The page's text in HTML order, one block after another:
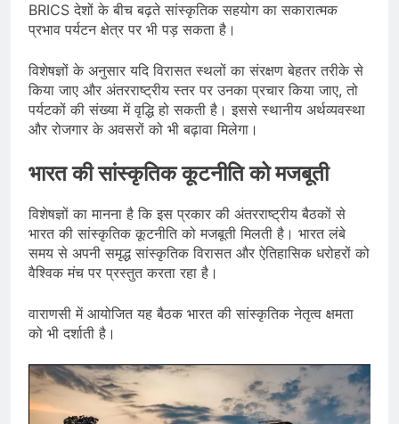
BRICS देशों के बीच बढ़ते सांस्कृतिक सहयोग का सकारात्मक
प्रभाव पर्यटन क्षेत्र पर भी पड़ सकता है।
विशेषज्ञों के अनुसार यदि विरासत स्थलों का संरक्षण बेहतर तरीके से
किया जाए और अंतरराष्ट्रीय स्तर पर उनका प्रचार किया जाए, तो
पर्यटकों की संख्या में वृद्धि हो सकती है। इससे स्थानीय अर्थव्यवस्था
और रोजगार के अवसरों को भी बढ़ावा मिलेगा।
भारत की सांस्कृतिक कूटनीति को मजबूती
विशेषज्ञों का मानना है कि इस प्रकार की अंतरराष्ट्रीय बैठकों से
भारत की सांस्कृतिक कूटनीति को मजबूती मिलती है। भारत लंबे
समय से अपनी समृद्ध सांस्कृतिक विरासत और ऐतिहासिक धरोहरों को
वैश्विक मंच पर प्रस्तुत करता रहा है।
वाराणसी में आयोजित यह बैठक भारत की सांस्कृतिक नेतृत्व क्षमता
को भी दर्शाती है।